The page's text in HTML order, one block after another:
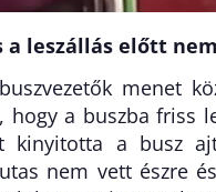
leszállás előtt
menet
hogy a buszba friss
a busz
nem vett észre